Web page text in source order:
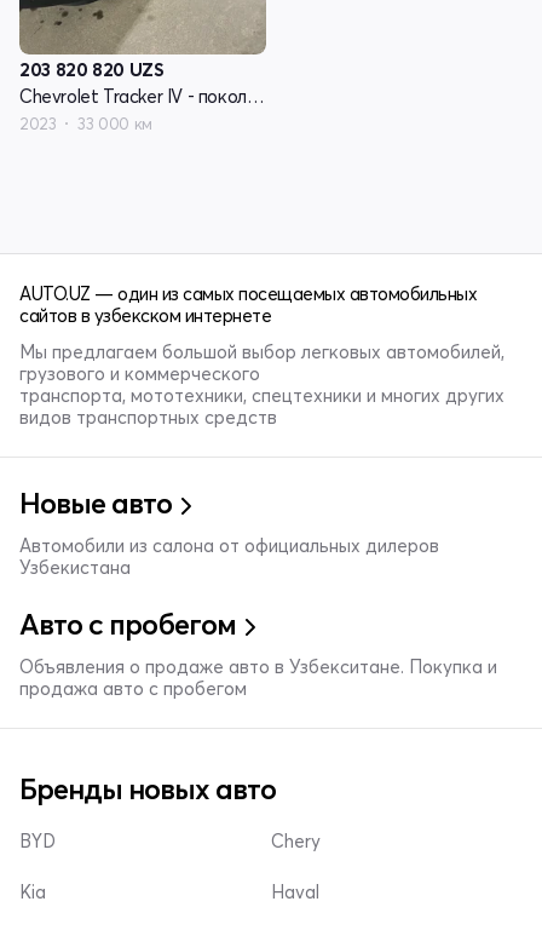
203 820 820 UZS
Chevrolet Tracker IV - поколение
2023 33 000 км
AUTO.UZ — один из самых посещаемых автомобильных
сайтов в узбекском интернете
Мы предлагаем большой выбор легковых автомобилей,
грузового и коммерческого
транспорта, мототехники, спецтехники и многих других
видов транспортных средств
Новые авто
Автомобили из салона от официальных дилеров
Узбекистана
Авто с пробегом
Объявления о продаже авто в Узбекситане. Покупка и
продажа авто с пробегом
Бренды новых авто
BYD
Kia
Chery
Haval